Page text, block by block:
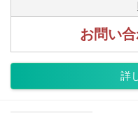
お問い合
詳